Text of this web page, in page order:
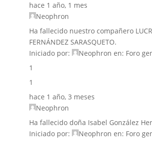
hace 1 año, 1 mes
Neophron
Ha fallecido nuestro compañero
FERNÁNDEZ SARASQUETO.
Iniciado por:
Neophron en: Foro
1
1
hace 1 año, 3 meses
Neophron
Ha fallecido doña Isabel González
Iniciado por:
Neophron en: Foro